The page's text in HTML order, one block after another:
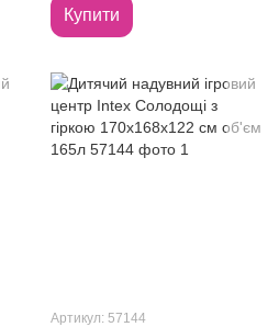
Купити
Артикул: 57144